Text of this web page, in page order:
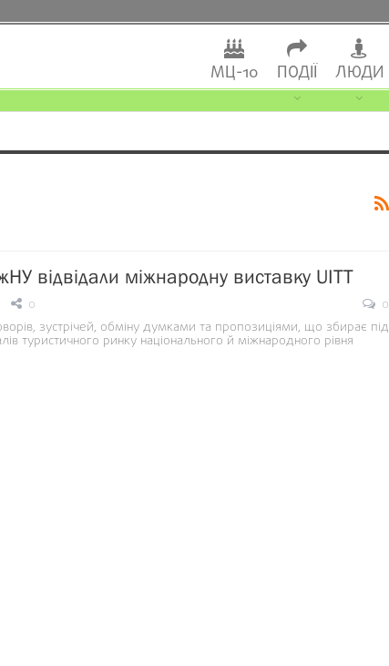
МЦ-10 ПОДІЇ ЛЮДИ
відвідали міжнародну виставку UITT
0
0
зустрічей, обміну думками та пропозиціями, що збирає під
туристичного ринку національного й міжнародного рівня